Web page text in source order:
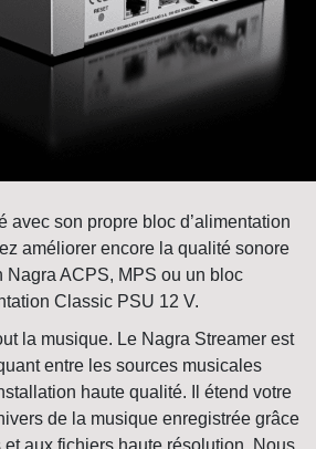
avec son propre bloc d’alimentation
améliorer encore la qualité sonore
Nagra ACPS, MPS ou un bloc
Classic PSU 12 V.
la musique. Le Nagra Streamer est
entre les sources musicales
haute qualité. Il étend votre
de la musique enregistrée grâce